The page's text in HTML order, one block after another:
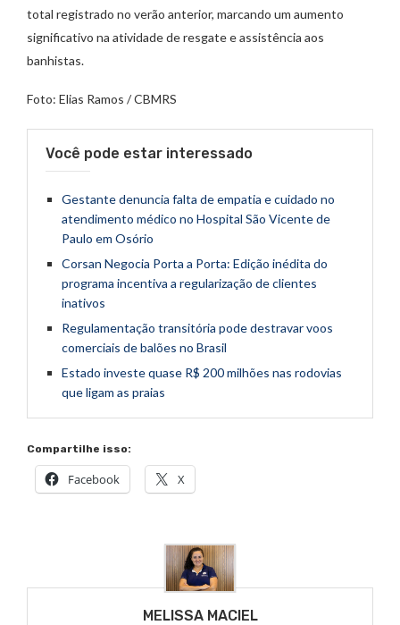
total registrado no verão anterior, marcando um aumento
significativo na atividade de resgate e assistência aos
banhistas.
Foto: Elias Ramos / CBMRS
Você pode estar interessado
Gestante denuncia falta de empatia e cuidado no
atendimento médico no Hospital São Vicente de
Paulo em Osório
Corsan Negocia Porta a Porta: Edição inédita do
programa incentiva a regularização de clientes
inativos
Regulamentação transitória pode destravar voos
comerciais de balões no Brasil
Estado investe quase R$ 200 milhões nas rodovias
que ligam as praias
Compartilhe isso:
Facebook X
MELISSA MACIEL